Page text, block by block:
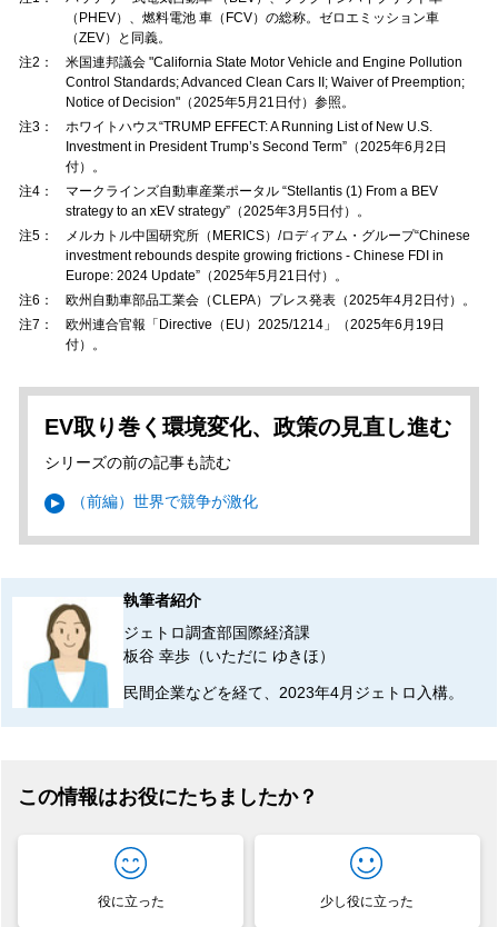
（PHEV）、燃料電池 車（FCV）の総称。ゼロエミッション車
（ZEV）と同義。
注2：
米国連邦議会 "California State Motor Vehicle and Engine Pollution
Control Standards; Advanced Clean Cars II; Waiver of Preemption;
Notice of Decision"（2025年5月21日付）参照。
注3：
ホワイトハウス“TRUMP EFFECT: A Running List of New U.S.
Investment in President Trump’s Second Term”（2025年6月2日
付）。
注4：
マークラインズ自動車産業ポータル “Stellantis (1) From a BEV
strategy to an xEV strategy”（2025年3月5日付）。
注5：
メルカトル中国研究所（MERICS）/ロディアム・グループ“Chinese
investment rebounds despite growing frictions - Chinese FDI in
Europe: 2024 Update”（2025年5月21日付）。
注6：
欧州自動車部品工業会（CLEPA）プレス発表（2025年4月2日付）。
注7：
欧州連合官報「Directive（EU）2025/1214」（2025年6月19日
付）。
EV取り巻く環境変化、政策の見直し進む
シリーズの前の記事も読む
（前編）世界で競争が激化
執筆者紹介
ジェトロ調査部国際経済課
板谷 幸歩（いただに ゆきほ）
民間企業などを経て、2023年4月ジェトロ入構。
この情報はお役にたちましたか？
役に立った 少し役に立った